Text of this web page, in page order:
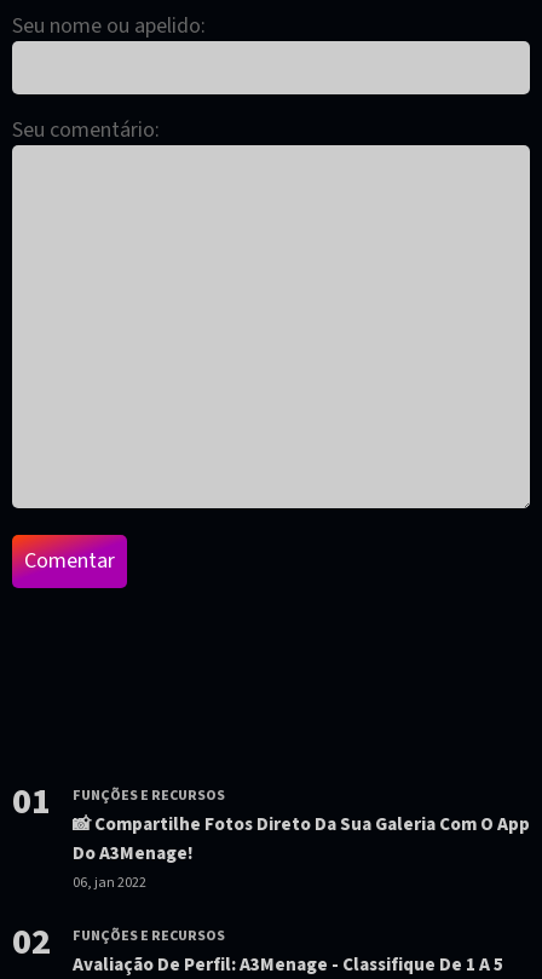
Seu nome ou apelido:
Seu comentário:
Comentar
01 FUNÇÕES E RECURSOS
📸 Compartilhe Fotos Direto Da Sua Galeria Com O App
Do A3Menage!
06, jan 2022
02 FUNÇÕES E RECURSOS
Avaliação De Perfil: A3Menage - Classifique De 1 A 5